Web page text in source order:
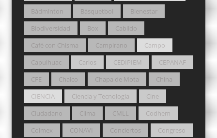
Bádminton
Básquetbol
Bienestar
Biodiversidad
Box
Cabildo
Café con Chisma
Campirano
Campo
Capulhuac
Carlos CEDIPIEM
CEPANAF
CFE
Chalco Chapa de Mota
China
CIENCIA
Ciencia y Tecnología
Cine
Ciudadano
Clima CMLL
Codhem
Colmex
CONAVI Conciertos
Congreso